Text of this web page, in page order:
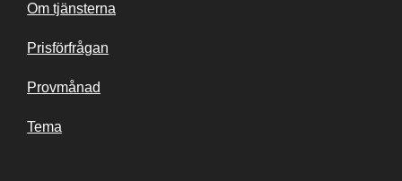
Om tjänsterna
Prisförfrågan
Provmånad
Tema